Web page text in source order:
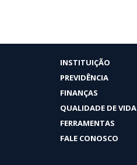
INSTITUIÇÃO
PREVIDÊNCIA
FINANÇAS
QUALIDADE DE VIDA
FERRAMENTAS
FALE CONOSCO